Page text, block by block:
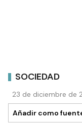
SOCIEDAD
23 de diciembre de
Añadir como